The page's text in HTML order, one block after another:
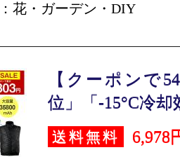
花・ガーデン・DIY
【クーポンで
位」「-15°C冷却
送料無料 6,978